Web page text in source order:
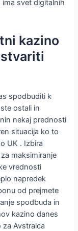
svet digitalnih
kazino
spodbuditi k
ostali in
nekaj prednosti
situacija ko to
UK . Izbira
maksimiranje
vrednosti
napredek
od prejmete
spodbuda in
kazino danes
Avstralca